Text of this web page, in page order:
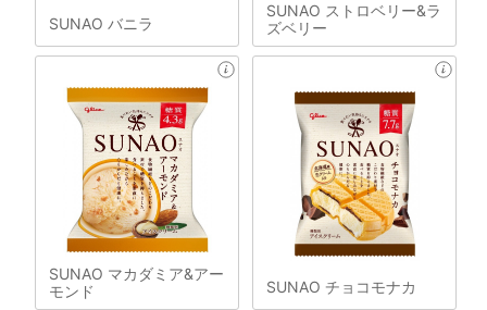
SUNAO バニラ
SUNAO ストロベリー&ラ
ズベリー
SUNAO マカダミア&アー
モンド
SUNAO チョコモナカ